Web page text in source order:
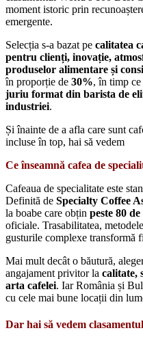
moment istoric prin
emergente.
Selecția s-a bazat pe calitatea
pentru clienți, inovație,
produselor alimentare și
în proporție de 30%, în timp ce
juriu format din barista de
industriei.
Și înainte de a afla care sunt
incluse în top, hai să vedem
Ce înseamnă cafea de
Cafeaua de specialitate este
Definită de Specialty Coffee
la boabe care obțin peste 80
oficiale. Trasabilitatea,
gusturile complexe transformă
Mai mult decât o băutură,
angajament privitor la calitate,
arta cafelei. Iar România și
cu cele mai bune locații din
Dar hai să vedem